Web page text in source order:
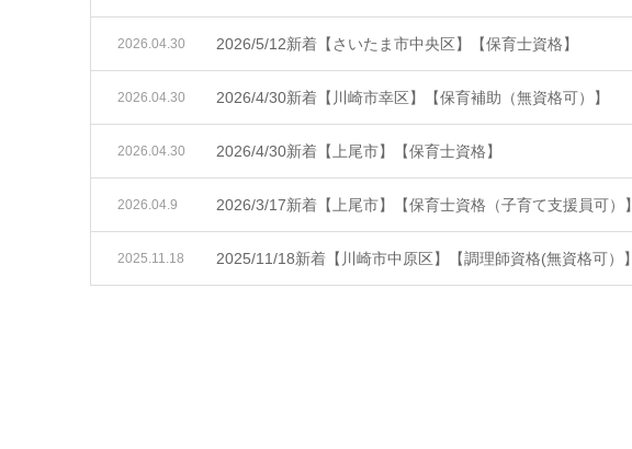
2026/5/12新着【さいたま市中央区】【保育士資格】
2026.04.30
2026/4/30新着【川崎市幸区】【保育補助（無資格可）】
2026.04.30
2026/4/30新着【上尾市】【保育士資格】
2026.04.30
2026/3/17新着【上尾市】【保育士資格（子育て支援員可）】
2026.04.9
2025/11/18新着【川崎市中原区】【調理師資格(無資格可）】
2025.11.18